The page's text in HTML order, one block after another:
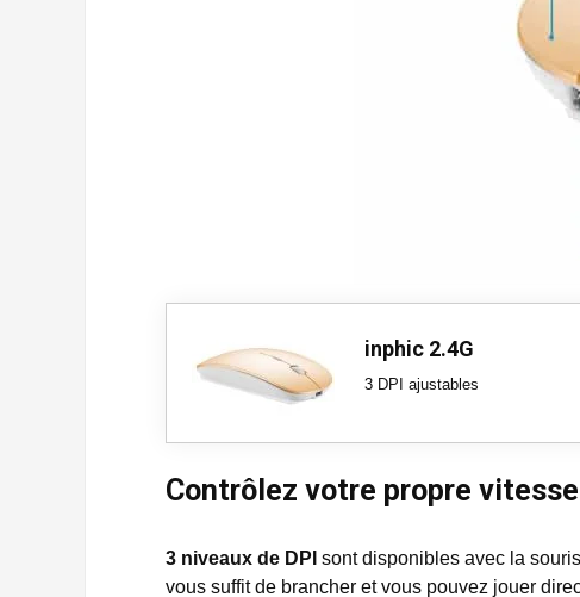
inphic 2.4G
3 DPI ajustables
Contrôlez votre propre
3 niveaux de DPI sont disponibles avec la
vous suffit de brancher et vous pouvez jouer